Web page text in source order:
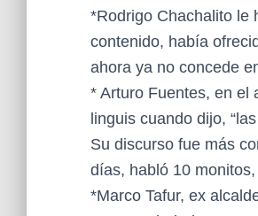
*Rodrigo Chachalito le
contenido, había
ahora ya no concede
* Arturo Fuentes, en el
linguis cuando dijo,
Su discurso fue más
días, habló 10
*Marco Tafur, ex